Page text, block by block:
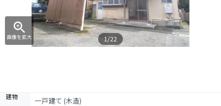
画像を拡大 1/22
建物 一戸建て (木造)